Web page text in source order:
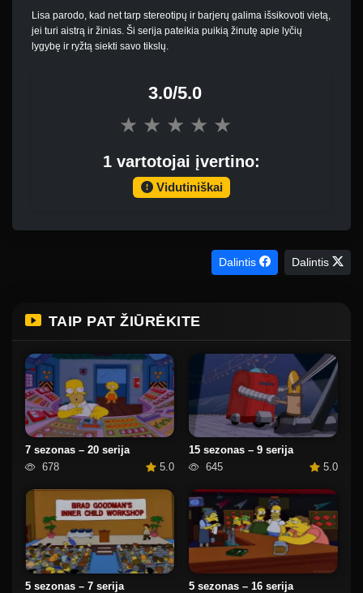
Lisa parodo, kad net tarp stereotipų ir barjerų galima išsikovoti vietą,
jei turi aistrą ir žinias. Ši serija pateikia puikią žinutę apie lyčių
lygybę ir ryžtą siekti savo tikslų.
3.0/5.0
★ ★ ★ ★ ★
1 vartotojai įvertino:
Vidutiniškai
Dalintis Dalintis
TAIP PAT ŽIŪRĖKITE
7 sezonas – 20 serija
678
5.0
15 sezonas – 9 serija
645
5.0
5 sezonas – 7 serija
5 sezonas – 16 serija